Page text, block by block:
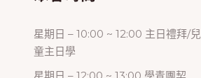
星期日 – 10:00 ~ 12:00 主日禮拜/兒
童主日學